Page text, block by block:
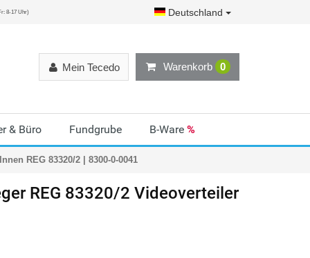
8-17 Uhr) Deutschland
Warenkorb 0
Mein Tecedo
& Büro Fundgrube B-Ware %
REG 83320/2 | 8300-0-0041
REG 83320/2 Videoverteiler